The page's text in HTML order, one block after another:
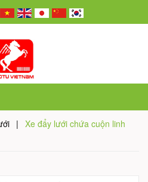
| Xe đẩy lưới chứa cuộn linh